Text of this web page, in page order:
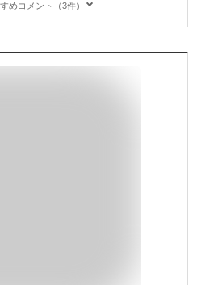
めコメント（3件）